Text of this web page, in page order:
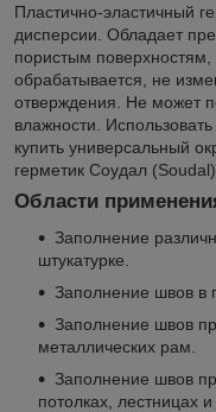
Пластично-эластичный
дисперсии. Обладает
пористым поверхностям,
обрабатывается, не
отверждения. Не может
влажности.
купить универсальный
герметик Соудал
Области
Заполнение
штукатурке.
Заполнение швов в
Заполнение швов
металлических рам.
Заполнение швов
потолках, лестницах и